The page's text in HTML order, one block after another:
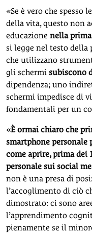
«Se è vero che
della vita, questo non
educazione nella
si legge nel testo della
che utilizzano
gli schermi subiscono
dipendenza; uno
schermi impedisce di
fondamentali per un
«È ormai chiaro che
smartphone personale
come aprire, prima
personale sui social
non è una presa di
l’accoglimento di ciò
dimostrato: ci sono
l’apprendimento
pienamente se il